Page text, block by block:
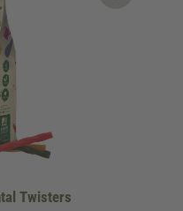
Twisters